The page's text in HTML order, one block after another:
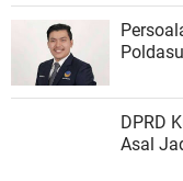
Poldasu
DPRD
Asal